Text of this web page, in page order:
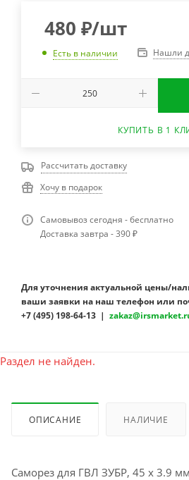
480 ₽/шт
Есть в наличии Нашли
КУПИТЬ В 1
Рассчитать доставку
Хочу в подарок
Самовывоз сегодня - бесплатно
Доставка завтра - 390 ₽
Для уточнения актуальной цены/
ваши заявки на наш телефон или
+7 (495) 198-64-13 |
Раздел не найден.
ОПИСАНИЕ НАЛИЧИЕ
Саморез для ГВЛ ЗУБР, 45 х 3.9